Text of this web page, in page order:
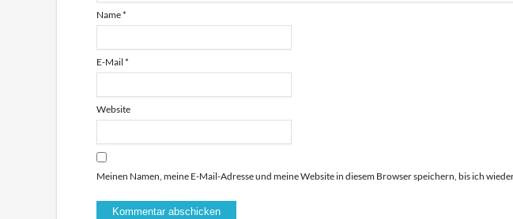
Name*
E-Mail *
Website
Meinen Namen, meine E-Mail-Adresse und meine Website in diesem Browser speichern, bis ich